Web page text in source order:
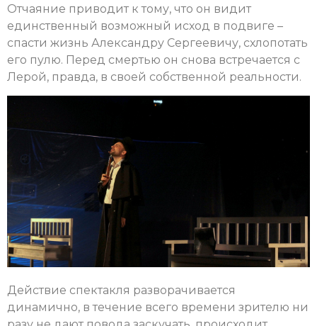
Отчаяние приводит к тому, что он видит
единственный возможный исход в подвиге –
спасти жизнь Александру Сергеевичу, схлопотать
его пулю. Перед смертью он снова встречается с
Лерой, правда, в своей собственной реальности.
Действие спектакля разворачивается
динамично, в течение всего времени зрителю ни